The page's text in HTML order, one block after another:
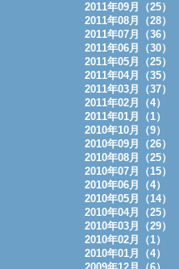
2011年09月（25）
2011年08月（28）
2011年07月（36）
2011年06月（30）
2011年05月（25）
2011年04月（35）
2011年03月（37）
2011年02月（4）
2011年01月（1）
2010年10月（9）
2010年09月（26）
2010年08月（25）
2010年07月（15）
2010年06月（4）
2010年05月（14）
2010年04月（25）
2010年03月（29）
2010年02月（1）
2010年01月（4）